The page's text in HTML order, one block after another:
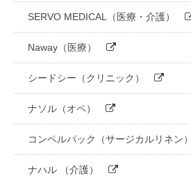
SERVO MEDICAL（医療・介護）
Naway（医療）
シードシー（クリニック）
ナソル（オペ）
コンペルパック（サージカルリネン）
ナハル （介護）